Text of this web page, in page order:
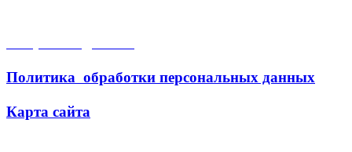
Политика обработки персональных данных
Карта сайта